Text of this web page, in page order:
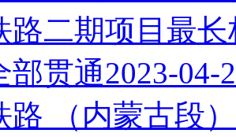
路二期项目最
部贯通2023-04-
路 （内蒙古段